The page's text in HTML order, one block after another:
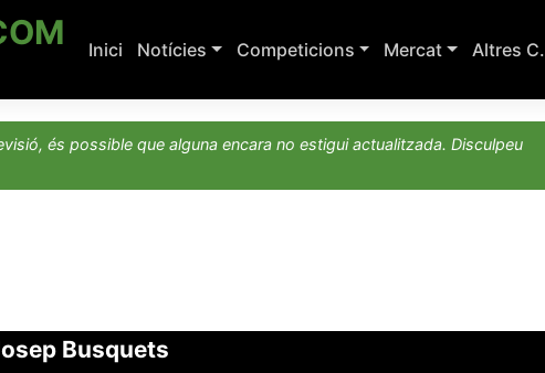
Inici Notícies Competicions Mercat Altres C.
és possible que alguna encara no estigui actualitzada. Disculpeu
Busquets